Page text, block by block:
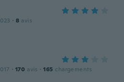
· 8 avis
· 170 avis · 165 chargements